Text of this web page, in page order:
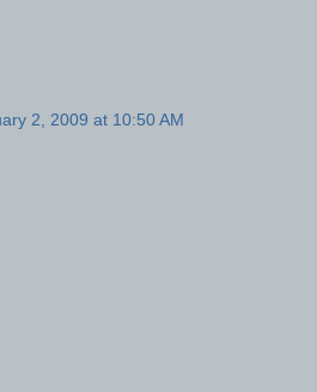
2, 2009 at 10:50 AM